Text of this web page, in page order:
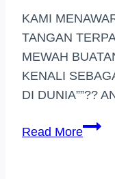
KAMI
TANGAN
MEWAH
KENALI
DI DUNIA””??
Read More